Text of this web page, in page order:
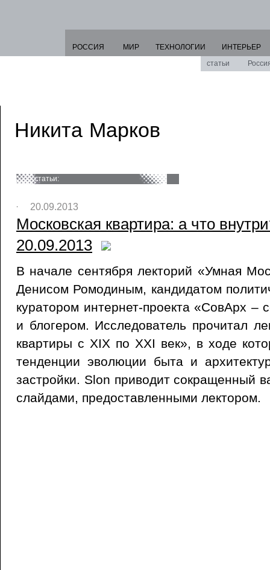
РОССИЯ МИР ТЕХНОЛОГИИ
ИНТЕРЬЕР
статьи
Никита Марков
статьи:
20.09.2013
Московская квартира: а что
20.09.2013
В начале сентября лекторий «Умная
Денисом Ромодиным, кандидатом
куратором интернет-проекта «СовАрх –
и блогером. Исследователь прочитал
квартиры с XIX по XXI век», в ходе
тенденции эволюции быта и
застройки. Slon приводит сокращенный
слайдами, предоставленными лектором.